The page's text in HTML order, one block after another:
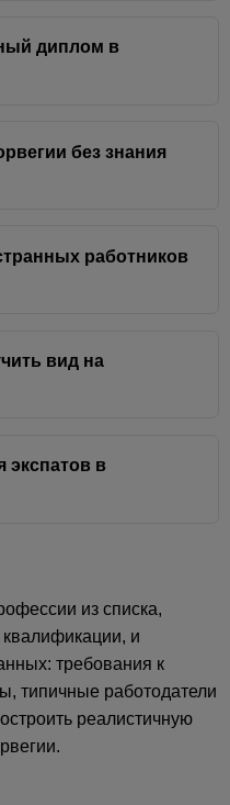
диплом в
без знания
работников
вид на
экспатов в
из списка,
и
требования к
типичные работодатели
реалистичную